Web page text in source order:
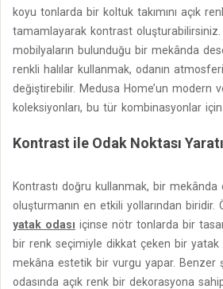
koyu tonlarda bir koltuk takımını açık
tamamlayarak kontrast oluşturabilirsiniz.
mobilyaların bulunduğu bir mekânda
renkli halılar kullanmak, odanın
değiştirebilir. Medusa Home’un modern
koleksiyonları, bu tür kombinasyonlar
Kontrast ile Odak Noktası
Kontrastı doğru kullanmak, bir mekânda
oluşturmanın en etkili yollarından biridir.
yatak odası içinse nötr tonlarda bir
bir renk seçimiyle dikkat çeken bir yatak
mekâna estetik bir vurgu yapar. Benzer
odasında açık renk bir dekorasyona